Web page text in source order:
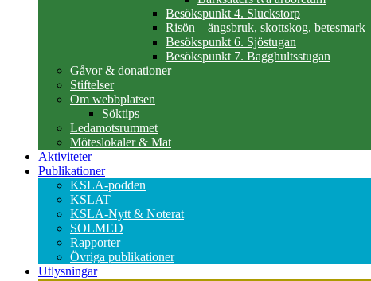
Besökspunkt 4. Sluckstorp
Risön – ängsbruk, skottskog, betesmark
Besökspunkt 6. Sjöstugan
Besökspunkt 7. Bagghultsstugan
Gåvor & donationer
Stiftelser
Om webbplatsen
Söktips
Ledamotsrummet
Möteslokaler & Mat
Aktiviteter
Publikationer
KSLA-podden
KSLAT
KSLA-Nytt & Noterat
SOLMED
Rapporter
Övriga publikationer
Utlysningar